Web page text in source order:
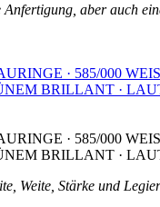
Anfertigung, aber auch
· 585/000
BRILLANT ·
· 585/000
BRILLANT ·
Weite, Stärke und